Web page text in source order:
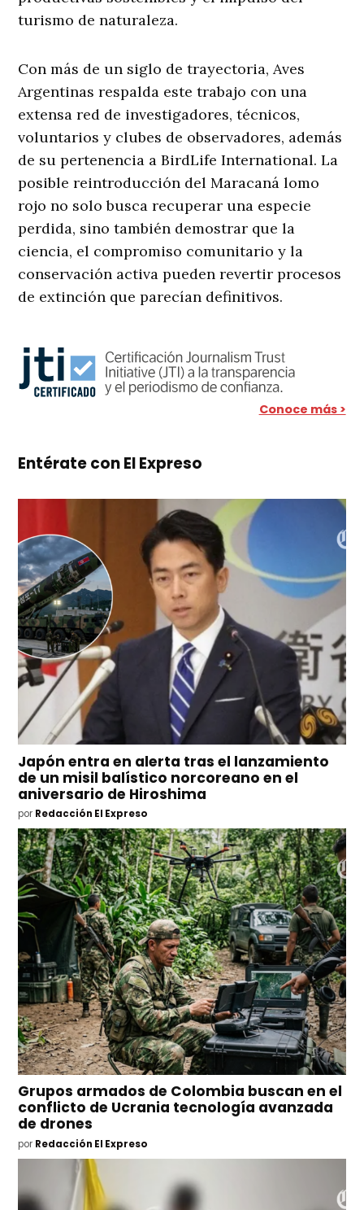
turismo de naturaleza.
Con más de un siglo de trayectoria, Aves
Argentinas respalda este trabajo con una
extensa red de investigadores, técnicos,
voluntarios y clubes de observadores, además
de su pertenencia a BirdLife International. La
posible reintroducción del Maracaná lomo
rojo no solo busca recuperar una especie
perdida, sino también demostrar que la
ciencia, el compromiso comunitario y la
conservación activa pueden revertir procesos
de extinción que parecían definitivos.
Conoce más >
Entérate con El Expreso
Japón entra en alerta tras el lanzamiento
de un misil balístico norcoreano en el
aniversario de Hiroshima
por Redacción El Expreso
Grupos armados de Colombia buscan en el
conflicto de Ucrania tecnología avanzada
de drones
por Redacción El Expreso